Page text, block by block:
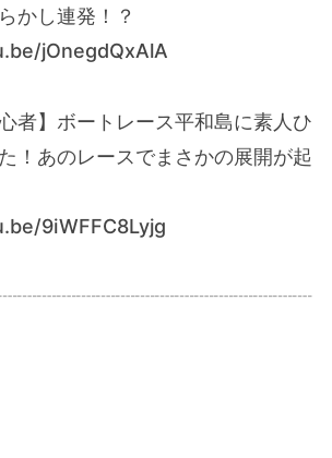
かし連発！？
jOnegdQxAlA
】ボートレース平和島に素人ひ
！あのレースでまさかの展開が起
9iWFFC8Lyjg